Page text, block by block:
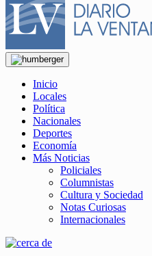
Inicio
Locales
Política
Nacionales
Deportes
Economía
Más Noticias
Policiales
Columnistas
Cultura y Sociedad
Notas Curiosas
Internacionales